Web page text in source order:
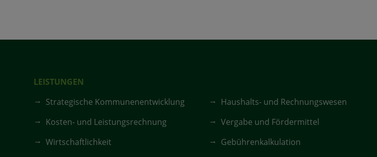
LEISTUNGEN
Strategische Kommunenentwicklung
Haushalts- und Rechnungswesen
Kosten- und Leistungsrechnung
Vergabe und Fördermittel
Wirtschaftlichkeit
Gebührenkalkulation